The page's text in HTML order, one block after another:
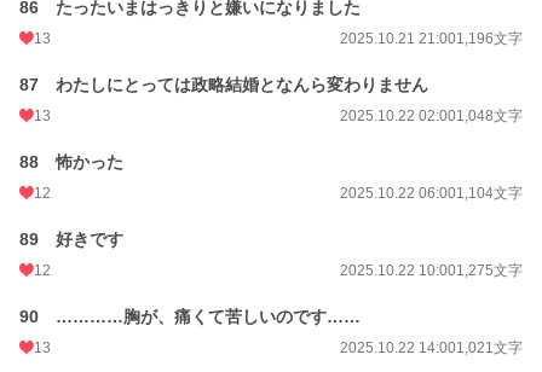
86 たったいまはっきりと嫌いになりました
13 2025.10.21 21:001,196文字
87 わたしにとっては政略結婚となんら変わりません
13 2025.10.22 02:001,048文字
88 怖かった
12 2025.10.22 06:001,104文字
89 好きです
12 2025.10.22 10:001,275文字
90 …………胸が、痛くて苦しいのです……
13 2025.10.22 14:001,021文字